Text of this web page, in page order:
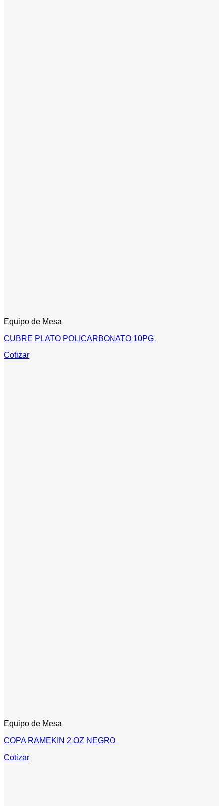
Equipo de Mesa
CUBRE PLATO POLICARBONATO 10PG
Cotizar
Equipo de Mesa
COPA RAMEKIN 2 OZ NEGRO
Cotizar